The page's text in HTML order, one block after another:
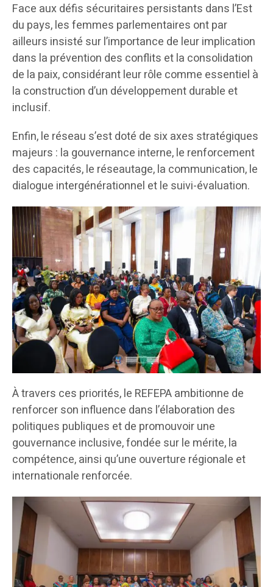
Face aux défis sécuritaires persistants dans l’Est
du pays, les femmes parlementaires ont par
ailleurs insisté sur l’importance de leur implication
dans la prévention des conflits et la consolidation
de la paix, considérant leur rôle comme essentiel à
la construction d’un développement durable et
inclusif.
Enfin, le réseau s’est doté de six axes stratégiques
majeurs : la gouvernance interne, le renforcement
des capacités, le réseautage, la communication, le
dialogue intergénérationnel et le suivi-évaluation.
À travers ces priorités, le REFEPA ambitionne de
renforcer son influence dans l’élaboration des
politiques publiques et de promouvoir une
gouvernance inclusive, fondée sur le mérite, la
compétence, ainsi qu’une ouverture régionale et
internationale renforcée.